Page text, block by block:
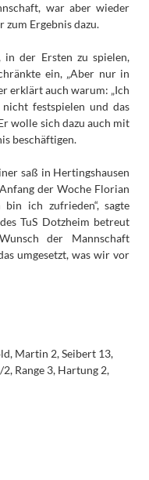
war aber wieder
zum Ergebnis dazu.
in der Ersten zu spielen,
ein, „Aber nur in
erklärt auch warum: „Ich
festspielen und das
wolle sich dazu auch mit
beschäftigen.
saß in Hertingshausen
der Woche Florian
ich zufrieden“, sagte
TuS Dotzheim betreut
der Mannschaft
umgesetzt, was wir vor
Martin 2, Seibert 13,
Range 3, Hartung 2,